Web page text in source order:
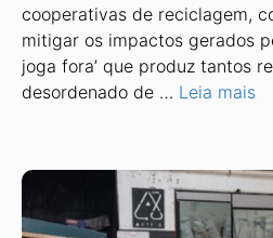
cooperativas de reciclagem,
mitigar os impactos gerados
joga fora’ que produz tantos
desordenado de … Leia mais